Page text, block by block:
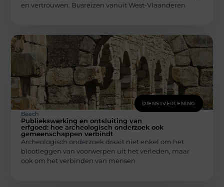
en vertrouwen. Busreizen vanuit West-Vlaanderen
DIENSTVERLENING
Beech
Publiekswerking en ontsluiting van
erfgoed: hoe archeologisch onderzoek ook
gemeenschappen verbindt
Archeologisch onderzoek draait niet enkel om het
blootleggen van voorwerpen uit het verleden, maar
ook om het verbinden van mensen